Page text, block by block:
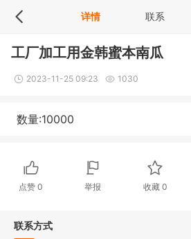
详情 联系
工厂加工用金韩蜜本南瓜
2023-11-25 09:23 1030
数量:10000
点赞0 举报 收藏 0
联系方式